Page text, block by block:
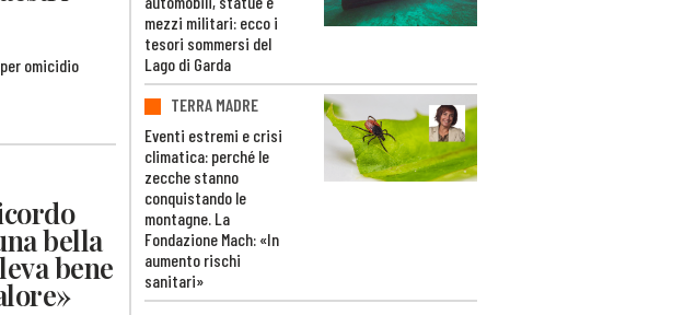
omicidio
bella
bene
mezzi militari: ecco i
tesori sommersi del
Lago di Garda
TERRA MADRE
Eventi estremi e crisi
climatica: perché le
zecche stanno
conquistando le
montagne. La
Fondazione Mach: «In
aumento rischi
sanitari»